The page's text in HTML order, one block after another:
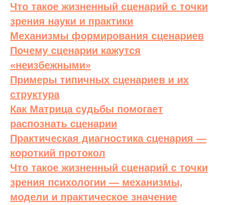
Что такое жизненный сценарий с точки
зрения науки и практики
Механизмы формирования сценариев
Почему сценарии кажутся
«неизбежными»
Примеры типичных сценариев и их
структура
Как Матрица судьбы помогает
распознать сценарии
Практическая диагностика сценария —
короткий протокол
Что такое жизненный сценарий с точки
зрения психологии — механизмы,
модели и практическое значение